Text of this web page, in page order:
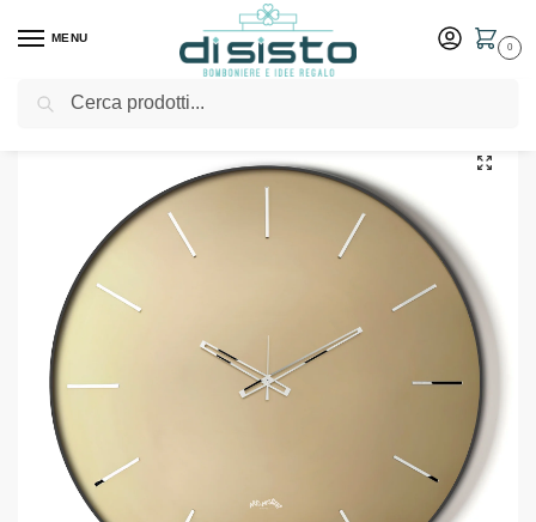
MENU
0
Home Shop Arredo casa